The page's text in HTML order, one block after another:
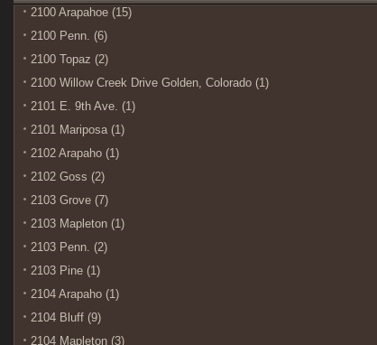
2100 Arapahoe (15)
2100 Penn. (6)
2100 Topaz (2)
2100 Willow Creek Drive Golden, Colorado (1)
2101 E. 9th Ave. (1)
2101 Mariposa (1)
2102 Arapaho (1)
2102 Goss (2)
2103 Grove (7)
2103 Mapleton (1)
2103 Penn. (2)
2103 Pine (1)
2104 Arapaho (1)
2104 Bluff (9)
2104 Mapleton (3)